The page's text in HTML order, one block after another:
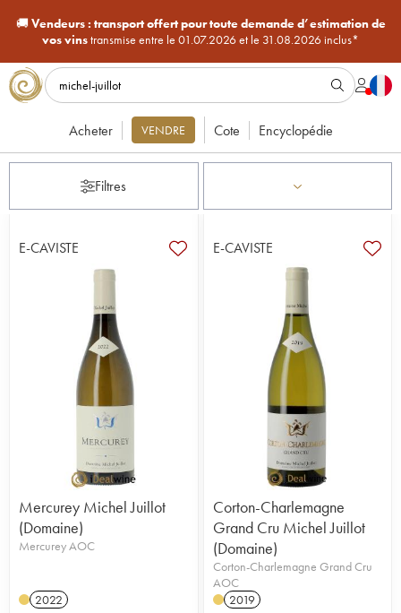
🚚Vendeurs : transport offert pour toute demande d’estimation de
vos vinstransmise entre le 01.07.2026 et le 31.08.2026 inclus*
Acheter VENDRE Cote Encyclopédie
Filtres
E-CAVISTE
Mercurey Michel Juillot
(Domaine)
Mercurey AOC
2022
E-CAVISTE
Corton-Charlemagne
Grand Cru Michel Juillot
(Domaine)
Corton-Charlemagne Grand Cru
AOC
2019